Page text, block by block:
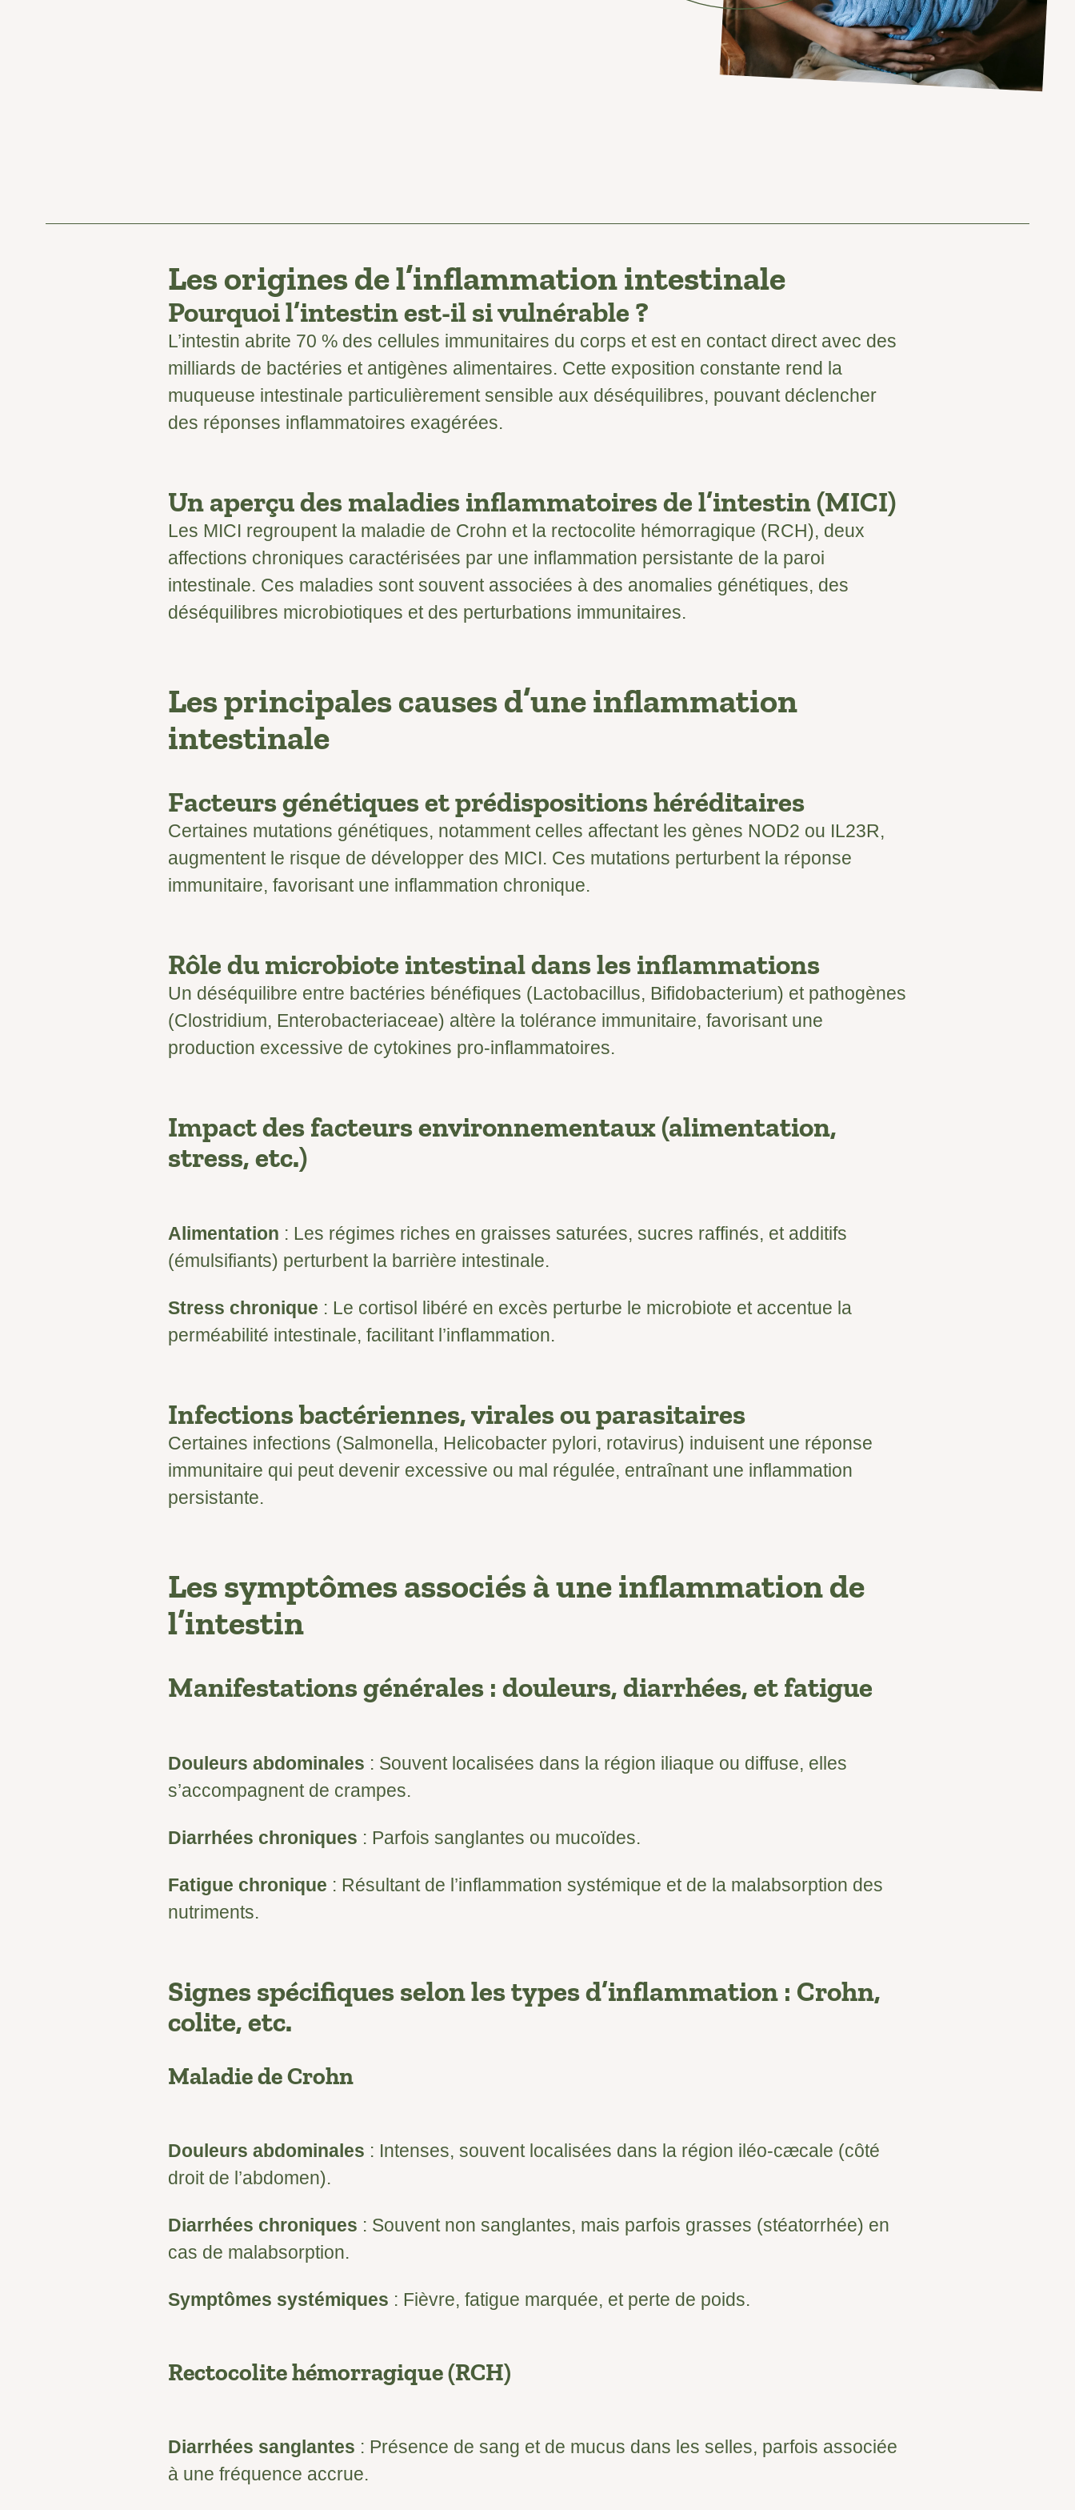
Les origines de l’inflammation intestinale
Pourquoi l’intestin est-il si vulnérable ?
L’intestin abrite 70 % des cellules immunitaires du corps et est en contact direct avec des
milliards de bactéries et antigènes alimentaires. Cette exposition constante rend la
muqueuse intestinale particulièrement sensible aux déséquilibres, pouvant déclencher
des réponses inflammatoires exagérées.
Un aperçu des maladies inflammatoires de l’intestin (MICI)
Les MICI regroupent la maladie de Crohn et la rectocolite hémorragique (RCH), deux
affections chroniques caractérisées par une inflammation persistante de la paroi
intestinale. Ces maladies sont souvent associées à des anomalies génétiques, des
déséquilibres microbiotiques et des perturbations immunitaires.
Les principales causes d’une inflammation
intestinale
Facteurs génétiques et prédispositions héréditaires
Certaines mutations génétiques, notamment celles affectant les gènes NOD2 ou IL23R,
augmentent le risque de développer des MICI. Ces mutations perturbent la réponse
immunitaire, favorisant une inflammation chronique.
Rôle du microbiote intestinal dans les inflammations
Un déséquilibre entre bactéries bénéfiques (Lactobacillus, Bifidobacterium) et pathogènes
(Clostridium, Enterobacteriaceae) altère la tolérance immunitaire, favorisant une
production excessive de cytokines pro-inflammatoires.
Impact des facteurs environnementaux (alimentation,
stress, etc.)
Alimentation : Les régimes riches en graisses saturées, sucres raffinés, et additifs
(émulsifiants) perturbent la barrière intestinale.
Stress chronique : Le cortisol libéré en excès perturbe le microbiote et accentue la
perméabilité intestinale, facilitant l’inflammation.
Infections bactériennes, virales ou parasitaires
Certaines infections (Salmonella, Helicobacter pylori, rotavirus) induisent une réponse
immunitaire qui peut devenir excessive ou mal régulée, entraînant une inflammation
persistante.
Les symptômes associés à une inflammation de
l’intestin
Manifestations générales : douleurs, diarrhées, et fatigue
Douleurs abdominales : Souvent localisées dans la région iliaque ou diffuse, elles
s’accompagnent de crampes.
Diarrhées chroniques : Parfois sanglantes ou mucoïdes.
Fatigue chronique : Résultant de l’inflammation systémique et de la malabsorption des
nutriments.
Signes spécifiques selon les types d’inflammation : Crohn,
colite, etc.
Maladie de Crohn
Douleurs abdominales : Intenses, souvent localisées dans la région iléo-cæcale (côté
droit de l’abdomen).
Diarrhées chroniques : Souvent non sanglantes, mais parfois grasses (stéatorrhée) en
cas de malabsorption.
Symptômes systémiques : Fièvre, fatigue marquée, et perte de poids.
Rectocolite hémorragique (RCH)
Diarrhées sanglantes : Présence de sang et de mucus dans les selles, parfois associée
à une fréquence accrue.